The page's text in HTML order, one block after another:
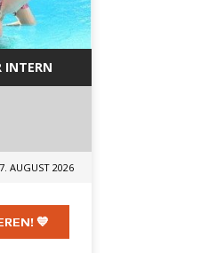
INTERN
7. AUGUST 2026
💙